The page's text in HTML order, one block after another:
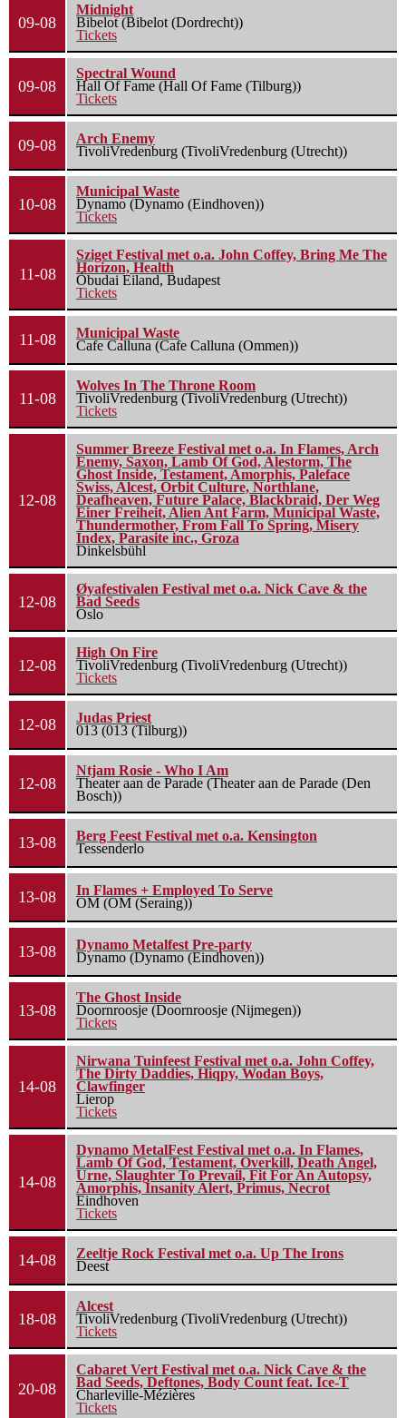
09-08
Midnight
Bibelot (Bibelot (Dordrecht))
Tickets
09-08
Spectral Wound
Hall Of Fame (Hall Of Fame (Tilburg))
Tickets
09-08
Arch Enemy
TivoliVredenburg (TivoliVredenburg (Utrecht))
10-08
Municipal Waste
Dynamo (Dynamo (Eindhoven))
Tickets
11-08
Sziget Festival met o.a. John Coffey, Bring Me The
Horizon, Health
Óbudai Eiland, Budapest
Tickets
11-08
Municipal Waste
Cafe Calluna (Cafe Calluna (Ommen))
11-08
Wolves In The Throne Room
TivoliVredenburg (TivoliVredenburg (Utrecht))
Tickets
12-08
Summer Breeze Festival met o.a. In Flames, Arch
Enemy, Saxon, Lamb Of God, Alestorm, The
Ghost Inside, Testament, Amorphis, Paleface
Swiss, Alcest, Orbit Culture, Northlane,
Deafheaven, Future Palace, Blackbraid, Der Weg
Einer Freiheit, Alien Ant Farm, Municipal Waste,
Thundermother, From Fall To Spring, Misery
Index, Parasite inc., Groza
Dinkelsbühl
12-08
Øyafestivalen Festival met o.a. Nick Cave & the
Bad Seeds
Oslo
12-08
High On Fire
TivoliVredenburg (TivoliVredenburg (Utrecht))
Tickets
12-08
Judas Priest
013 (013 (Tilburg))
12-08
Ntjam Rosie - Who I Am
Theater aan de Parade (Theater aan de Parade (Den
Bosch))
13-08
Berg Feest Festival met o.a. Kensington
Tessenderlo
13-08
In Flames + Employed To Serve
OM (OM (Seraing))
13-08
Dynamo Metalfest Pre-party
Dynamo (Dynamo (Eindhoven))
13-08
The Ghost Inside
Doornroosje (Doornroosje (Nijmegen))
Tickets
14-08
Nirwana Tuinfeest Festival met o.a. John Coffey,
The Dirty Daddies, Hiqpy, Wodan Boys,
Clawfinger
Lierop
Tickets
14-08
Dynamo MetalFest Festival met o.a. In Flames,
Lamb Of God, Testament, Overkill, Death Angel,
Urne, Slaughter To Prevail, Fit For An Autopsy,
Amorphis, Insanity Alert, Primus, Necrot
Eindhoven
Tickets
14-08
Zeeltje Rock Festival met o.a. Up The Irons
Deest
18-08
Alcest
TivoliVredenburg (TivoliVredenburg (Utrecht))
Tickets
20-08
Cabaret Vert Festival met o.a. Nick Cave & the
Bad Seeds, Deftones, Body Count feat. Ice-T
Charleville-Mézières
Tickets